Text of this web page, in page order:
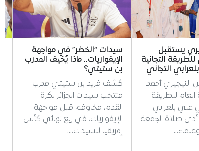
يستقبل
للطريقة التجانية
التجاني
النيجيري أحمد
العام للطريقة
علي بلعرابي
أدى صلاة الجمعة
سيدات “الخضر” في مواجهة
الإيفواريات.. ماذا يُخيف المدرب
بن ستيتي؟
كشف فريد بن ستيتي مدرب
منتخب سيدات الجزائر لكرة
القدم، مخاوفه، قبل مواجهة
الإيفواريات، في ربع نهائي كأس
إفريقيا للسيدات،…